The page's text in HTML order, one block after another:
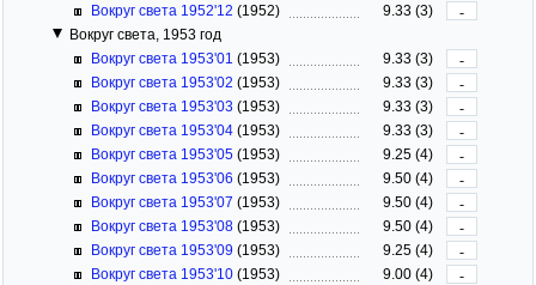
Вокруг света 1952'12 (1952) 9.33 (3)
-
Вокруг света, 1953 год
Вокруг света 1953'01 (1953) 9.33 (3)
-
Вокруг света 1953'02 (1953) 9.33 (3)
-
Вокруг света 1953'03 (1953) 9.33 (3)
-
Вокруг света 1953'04 (1953) 9.33 (3)
-
Вокруг света 1953'05 (1953) 9.25 (4)
-
Вокруг света 1953'06 (1953) 9.50 (4)
-
Вокруг света 1953'07 (1953) 9.50 (4)
-
Вокруг света 1953'08 (1953) 9.50 (4)
-
Вокруг света 1953'09 (1953) 9.25 (4)
-
Вокруг света 1953'10 (1953) 9.00 (4)
-